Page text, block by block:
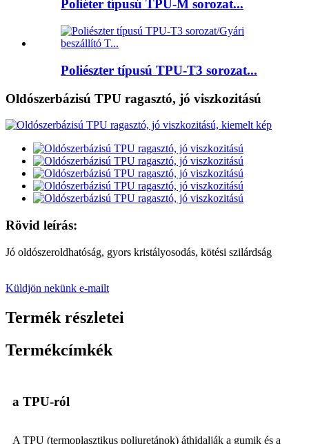
Poliéter típusú TPU-M sorozat...
Poliészter típusú TPU-T3 sorozat...
Oldószerbázisú TPU ragasztó, jó viszkozitású
Rövid leírás:
Jó oldószeroldhatóság, gyors kristályosodás, kötési szilárdság
Küldjön nekünk e-mailt
Termék részletei
Termékcímkék
a TPU-ról
A TPU (termoplasztikus poliuretánok) áthidalják a gumik és a